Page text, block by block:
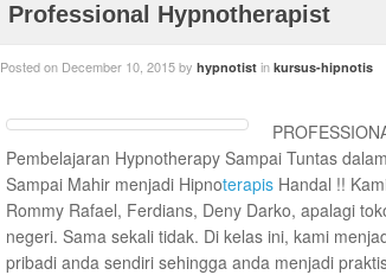
Professional Hypnotherapist
Posted on December 10, 2015 by hypnotist in kursus-hipnotis
Pembelajaran Hypnotherapy Sampai Tuntas
Sampai Mahir menjadi HipnoterapisHandal !!
Rommy Rafael, Ferdians, Deny Darko, apalagi
negeri. Sama sekali tidak. Di kelas ini, kami
pribadi anda sendiri sehingga anda menjadi